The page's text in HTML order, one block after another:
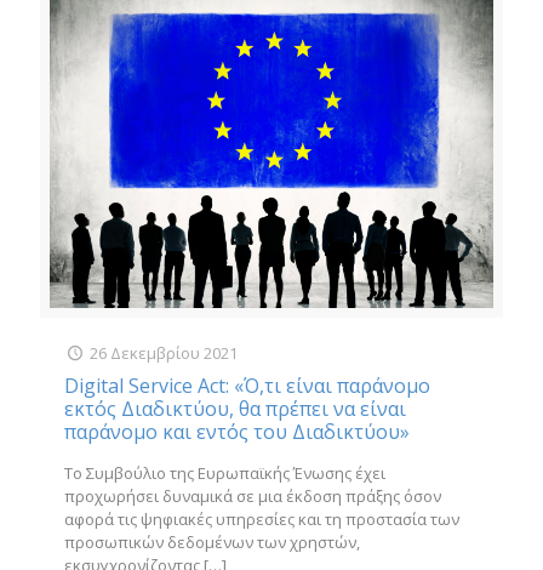
26 Δεκεμβρίου 2021
Digital Service Act: «Ό,τι είναι παράνομο
εκτός Διαδικτύου, θα πρέπει να είναι
παράνομο και εντός του Διαδικτύου»
Το Συμβούλιο της Ευρωπαϊκής Ένωσης έχει
προχωρήσει δυναμικά σε μια έκδοση πράξης όσον
αφορά τις ψηφιακές υπηρεσίες και τη προστασία των
προσωπικών δεδομένων των χρηστών,
εκσυγχρονίζοντας […]